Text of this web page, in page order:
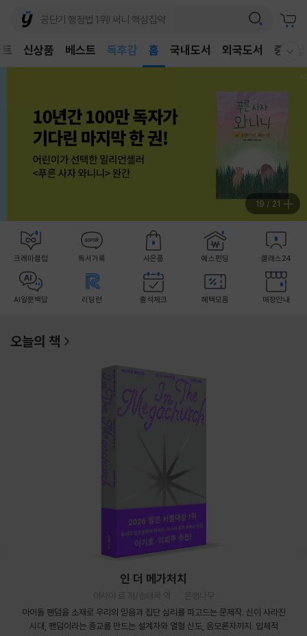
신상품 베스트
어린이
어린이 홈 국내도서 외국도서 중고샵
20 / 21
크레마클럽 독서기록 사은품 예스펀딩 클래스24
AI일문백답 리딩런 출석체크 혜택모음 매장안내
오늘의 책
인 더 메가처치
아사이 료 저/송태욱 역
은행나무
아이돌 팬덤을 소재로 우리의 믿음과 집단 심리를 파고드는 문제작. 신이 사라진
시대, 팬덤이라는 종교를 만드는 설계자와 열혈 신도, 음모론자까지. 입체적